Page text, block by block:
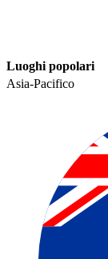
Luoghi popolari​​
Asia-Pacifico​​